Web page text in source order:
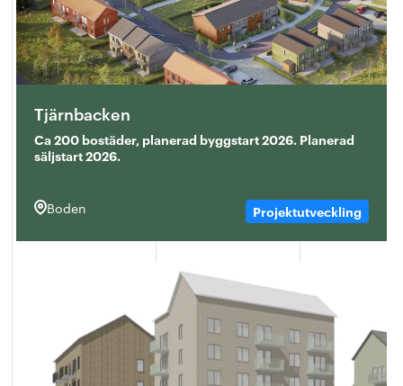
Tjärnbacken
Ca 200 bostäder, planerad byggstart 2026. Planerad
säljstart 2026.
Boden Projektutveckling